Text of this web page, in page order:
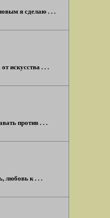
я сделаю . . .
искусства . . .
против . . .
любовь к . . .